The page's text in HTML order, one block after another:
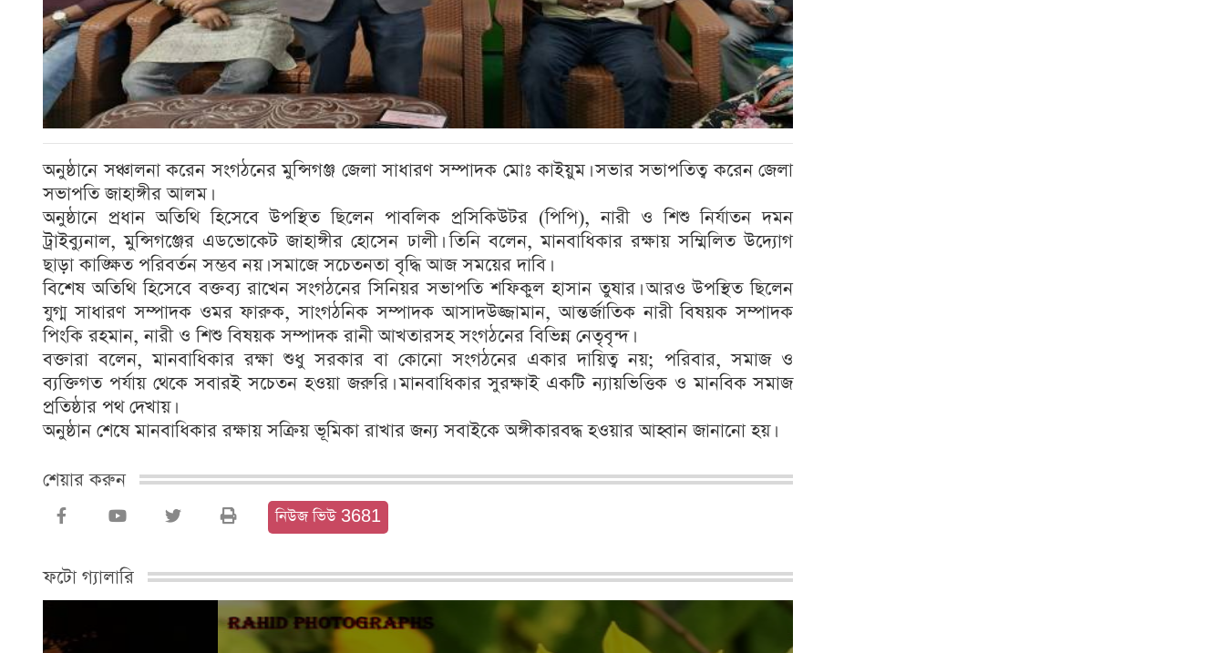
অনুষ্ঠানে সঞ্চালনা করেন সংগঠনের মুন্সিগঞ্জ জেলা সাধারণ সম্পাদক মোঃ কাইয়ুম। সভার সভাপতিত্ব করেন জেলা
সভাপতি জাহাঙ্গীর আলম।
অনুষ্ঠানে প্রধান অতিথি হিসেবে উপস্থিত ছিলেন পাবলিক প্রসিকিউটর (পিপি), নারী ও শিশু নির্যাতন দমন
ট্রাইব্যুনাল, মুন্সিগঞ্জের এডভোকেট জাহাঙ্গীর হোসেন ঢালী। তিনি বলেন, মানবাধিকার রক্ষায় সম্মিলিত উদ্যোগ
ছাড়া কাঙ্ক্ষিত পরিবর্তন সম্ভব নয়। সমাজে সচেতনতা বৃদ্ধি আজ সময়ের দাবি।
বিশেষ অতিথি হিসেবে বক্তব্য রাখেন সংগঠনের সিনিয়র সভাপতি শফিকুল হাসান তুষার। আরও উপস্থিত ছিলেন
যুগ্ম সাধারণ সম্পাদক ওমর ফারুক, সাংগঠনিক সম্পাদক আসাদউজ্জামান, আন্তর্জাতিক নারী বিষয়ক সম্পাদক
পিংকি রহমান, নারী ও শিশু বিষয়ক সম্পাদক রানী আখতারসহ সংগঠনের বিভিন্ন নেতৃবৃন্দ।
বক্তারা বলেন, মানবাধিকার রক্ষা শুধু সরকার বা কোনো সংগঠনের একার দায়িত্ব নয়; পরিবার, সমাজ ও
ব্যক্তিগত পর্যায় থেকে সবারই সচেতন হওয়া জরুরি। মানবাধিকার সুরক্ষাই একটি ন্যায়ভিত্তিক ও মানবিক সমাজ
প্রতিষ্ঠার পথ দেখায়।
অনুষ্ঠান শেষে মানবাধিকার রক্ষায় সক্রিয় ভূমিকা রাখার জন্য সবাইকে অঙ্গীকারবদ্ধ হওয়ার আহ্বান জানানো হয়।
শেয়ার করুন
নিউজ ভিউ 3681
ফটো গ্যালারি